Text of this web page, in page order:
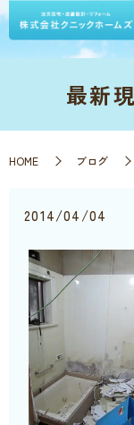
最新
HOME ブログ
2014/04/04